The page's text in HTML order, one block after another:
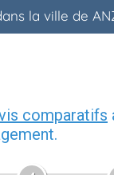
la ville de
comparatifs